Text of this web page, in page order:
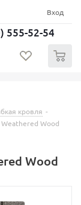
Вход
555-52-54
кровля -
Weathered Wood
Wood